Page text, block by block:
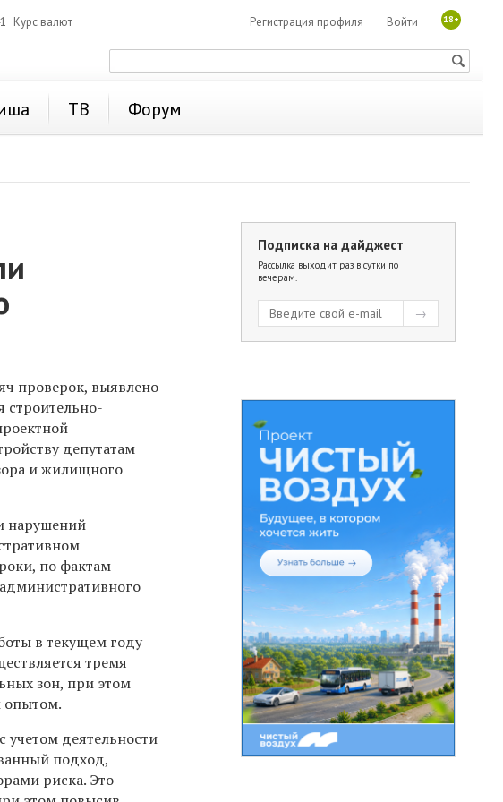
Курс валют 18+
Войти
Регистрация профиля
ТВ Форум
проверок, выявлено
строительно-
депутатам
и жилищного
нарушений
по фактам
в текущем году
тремя
зон, при этом
опытом.
учетом деятельности
подход,
риска. Это
Подписка на дайджест
Рассылка выходит раз в сутки по
вечерам.